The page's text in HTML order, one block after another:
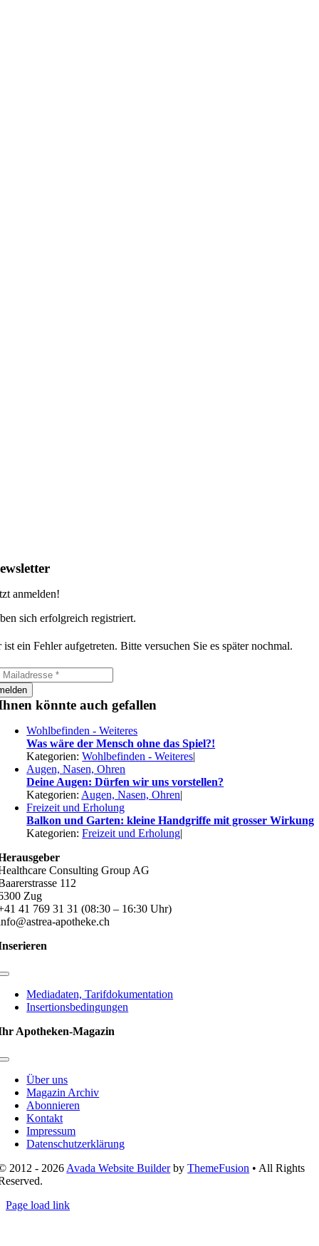
anmelden!
sich erfolgreich registriert.
ist ein Fehler aufgetreten. Bitte versuchen Sie es später nochmal.
könnte auch gefallen
Wohlbefinden - Weiteres
Was wäre der Mensch ohne das Spiel?!
Kategorien:Wohlbefinden - Weiteres|
Augen, Nasen, Ohren
Deine Augen: Dürfen wir uns vorstellen?
Kategorien: Augen, Nasen, Ohren|
Freizeit und Erholung
Balkon und Garten: kleine Handgriffe mit grosser Wirkung
Kategorien:Freizeit und Erholung|
Consulting Group AG
112
Zug
41 769 31 31 (08:30 – 16:30 Uhr)
apotheke.ch
Toggle
NavigationMediadaten, Tarifdokumentation
Insertionsbedingungen
Apotheken-Magazin
Toggle
NavigationÜber uns
Magazin Archiv
Abonnieren
Kontakt
Impressum
Datenschutzerklärung
2012 - 2026 Avada Website BuilderbyThemeFusion • All Rights
Page load link